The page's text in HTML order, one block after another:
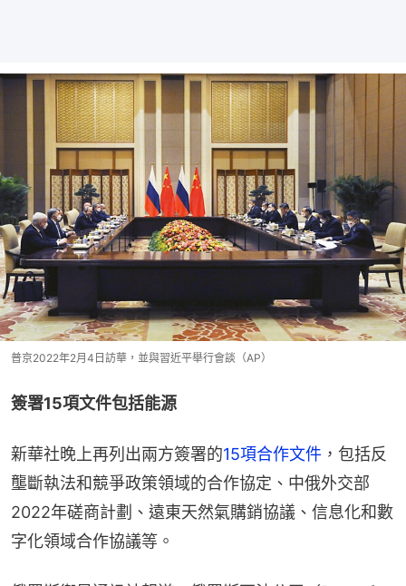
普京2022年2月4日訪華，並與習近平舉行會談（AP）
簽署15項文件包括能源
新華社晚上再列出兩方簽署的15項合作文件 ，包括反
壟斷執法和競爭政策領域的合作協定、中俄外交部
2022年磋商計劃、遠東天然氣購銷協議、信息化和數
字化領域合作協議等。